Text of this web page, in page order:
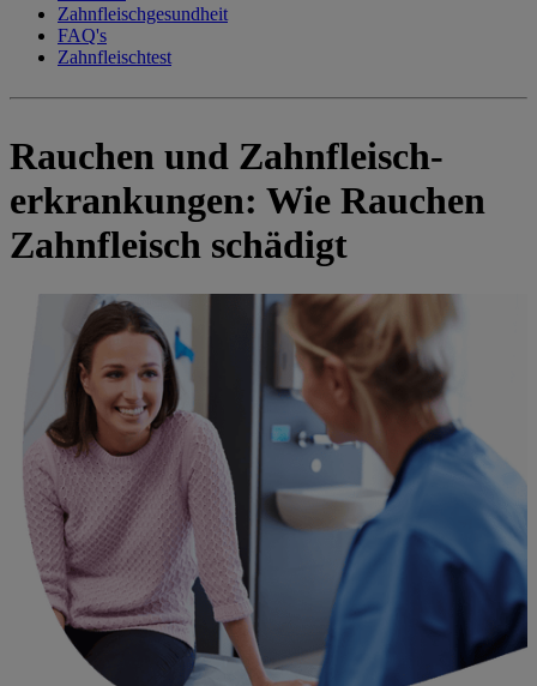
Zahnfleischgesundheit
FAQ's
Zahnfleischtest
Rauchen und Zahnfleisch-
erkrankungen: Wie Rauchen
Zahnfleisch schädigt